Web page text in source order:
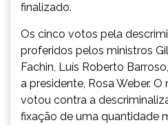
finalizado.
Os cinco votos pela
proferidos pelos ministros
Fachin, Luís Roberto
a presidente, Rosa Weber.
votou contra a
fixação de uma quantidade